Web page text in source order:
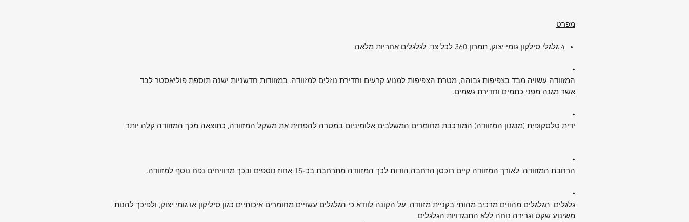
מפרט
4 גלגלי סילקון גומי יצוק, תמרון 360 לכל צד. לגלגלים אחריות מלאה.
•
המזוודה עשויה מבד בצפיפות גבוהה, מטרת הצפיפות למנוע קרעים וחדירת נוזלים למזוודה. במזוודות חדשניות ישנה תוספת פוליאסטר לבד
אשר מגנה מפני כתמים וחדירת גשמים.
•
ידית טלסקופית (מנגנון המזוודה) המורכבת מחומרים המשלבים אלומיניום במטרה להפחית את משקל המזוודה, כתוצאה מכך המזוודה קלה יותר.
•
הרחבת המזוודה: לאורך המזוודה קיים רוכסן הרחבה הודות לכך המזוודה מתרחבת בכ-15 אחוז נוספים ובכך מרוויחים נפח נוסף למזוודה.
•
גלגלים: הגלגלים מהווים מרכיב מהותי בקניית מזוודה. על הקונה לוודא כי הגלגלים עשויים מחומרים איכותיים כגון סיליקון או גומי יצוק, ולפיכך להנות
משינוע שקט וגרירה נוחה ללא התנגדויות הגלגלים.